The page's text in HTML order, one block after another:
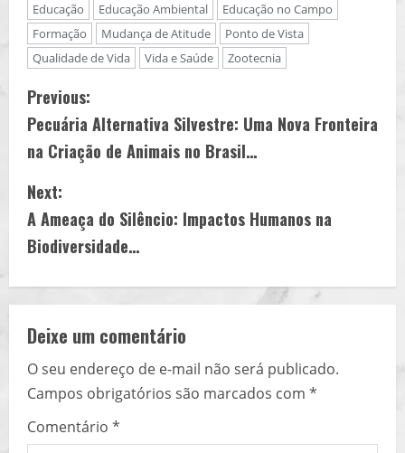
Educação
Educação Ambiental
Educação no Campo
Formação
Mudança de Atitude
Ponto de Vista
Qualidade de Vida
Vida e Saúde Zootecnia
C
o
n
t
i
n
u
e
R
e
Previous:
Pecuária Alternativa Silvestre: Uma Nova Fronteira
na Criação de Animais no Brasil…
Next:
A Ameaça do Silêncio: Impactos Humanos na
Biodiversidade…
Deixe um comentário
O seu endereço de e-mail não será publicado.
Campos obrigatórios são marcados com *
Comentário *